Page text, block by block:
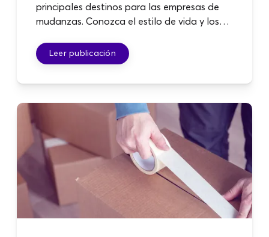
principales destinos para las empresas de
mudanzas. Conozca el estilo de vida y los
residentes.
Leer publicación